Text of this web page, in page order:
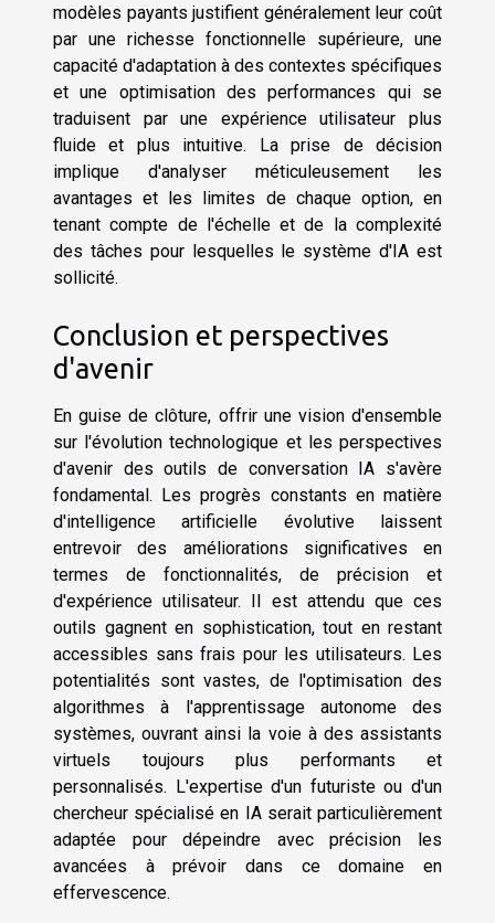
modèles payants justifient généralement leur coût
par une richesse fonctionnelle supérieure, une
capacité d'adaptation à des contextes spécifiques
et une optimisation des performances qui se
traduisent par une expérience utilisateur plus
fluide et plus intuitive. La prise de décision
implique d'analyser méticuleusement les
avantages et les limites de chaque option, en
tenant compte de l'échelle et de la complexité
des tâches pour lesquelles le système d'IA est
sollicité.
Conclusion et perspectives
d'avenir
En guise de clôture, offrir une vision d'ensemble
sur l'évolution technologique et les perspectives
d'avenir des outils de conversation IA s'avère
fondamental. Les progrès constants en matière
d'intelligence artificielle évolutive laissent
entrevoir des améliorations significatives en
termes de fonctionnalités, de précision et
d'expérience utilisateur. Il est attendu que ces
outils gagnent en sophistication, tout en restant
accessibles sans frais pour les utilisateurs. Les
potentialités sont vastes, de l'optimisation des
algorithmes à l'apprentissage autonome des
systèmes, ouvrant ainsi la voie à des assistants
virtuels toujours plus performants et
personnalisés. L'expertise d'un futuriste ou d'un
chercheur spécialisé en IA serait particulièrement
adaptée pour dépeindre avec précision les
avancées à prévoir dans ce domaine en
effervescence.